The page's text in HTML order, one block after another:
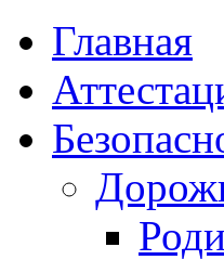
Главная